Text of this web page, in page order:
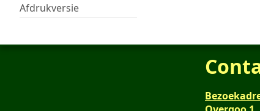
Afdrukversie